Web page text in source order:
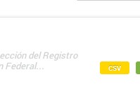
del Registro
Federal...
csv